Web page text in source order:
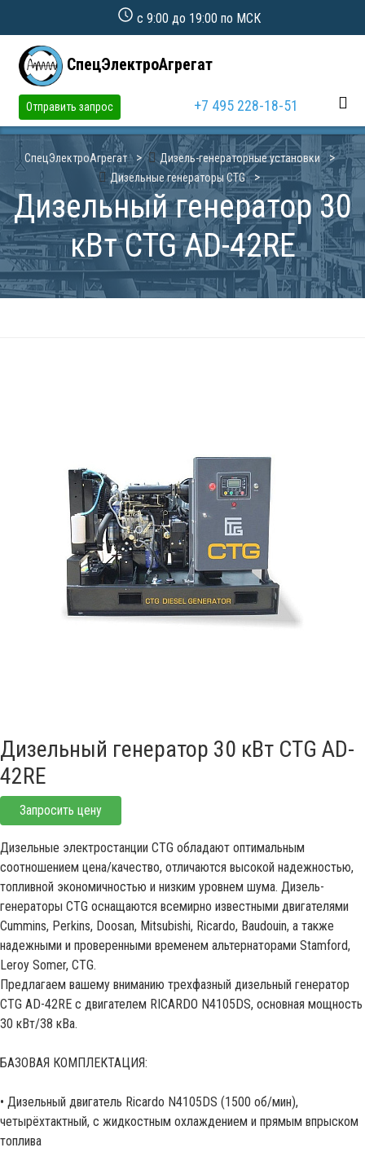
с 9:00 до 19:00 по МСК
СпецЭлектроАгрегат
Отправить запрос +7 495 228-18-51
СпецЭлектроАгрегат
Дизель-генераторные установки
Дизельные генераторы CTG
Дизельный генератор 30
кВт CTG AD-42RE
Дизельный генератор 30 кВт CTG AD-
42RE
Запросить цену
Дизельные электростанции CTG обладают оптимальным
соотношением цена/качество, отличаются высокой надежностью,
топливной экономичностью и низким уровнем шума. Дизель-
генераторы CTG оснащаются всемирно известными двигателями
Cummins, Perkins, Doosan, Mitsubishi, Ricardo, Baudouin, а также
надежными и проверенными временем альтернаторами Stamford,
Leroy Somer, CTG.
Предлагаем вашему вниманию трехфазный дизельный генератор
CTG AD-42RE с двигателем RICARDO N4105DS, основная мощность
30 кВт/38 кВа.
БАЗОВАЯ КОМПЛЕКТАЦИЯ:
• Дизельный двигатель Ricardo N4105DS (1500 об/мин),
четырёхтактный, с жидкостным охлаждением и прямым впрыском
топлива